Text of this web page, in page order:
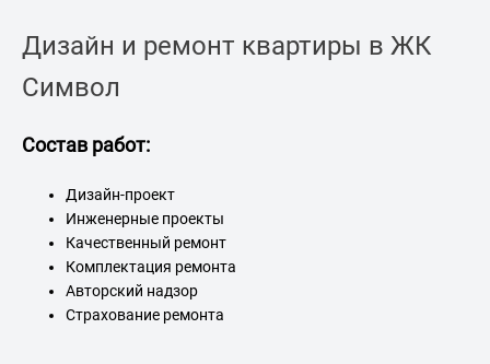
Дизайн и ремонт квартиры в ЖК
Символ
Состав работ:
Дизайн-проект
Инженерные проекты
Качественный ремонт
Комплектация ремонта
Авторский надзор
Страхование ремонта